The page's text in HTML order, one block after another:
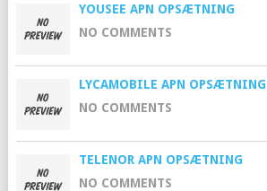
YOUSEE APN OPSÆTNING
NO COMMENTS
LYCAMOBILE APN OPSÆTNING
NO COMMENTS
TELENOR APN OPSÆTNING
NO COMMENTS